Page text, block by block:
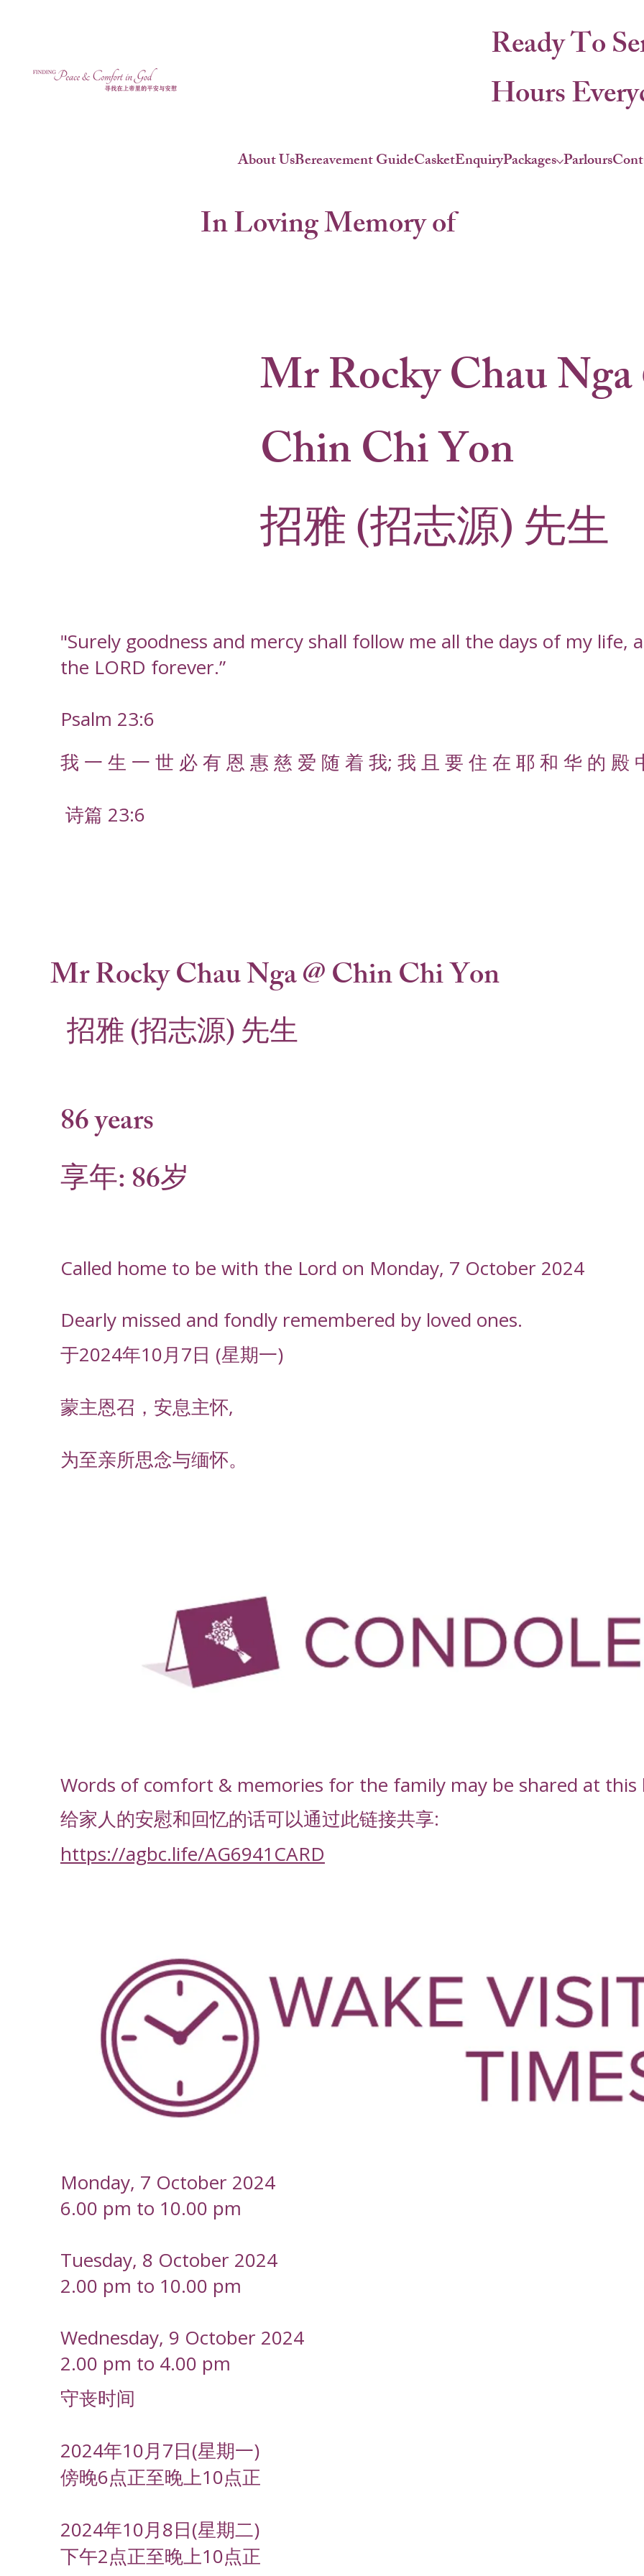
About UsBereavement GuideCasketEnquiryPackages Parlours
Ready To
Hours
In Loving Memory of
Mr Rocky Chau Nga
Chin Chi Yon
招雅 (招志源) 先生
"Surely goodness and mercy shall follow me all the days of my life,
the LORD forever.”
Psalm 23:6
我 一 生 一 世 必 有 恩 惠 慈 爱 随 着 我; 我 且 要 住 在 耶 和 华 的 殿
诗篇 23:6
Mr Rocky Chau Nga @ Chin Chi Yon
招雅 (招志源) 先生
86 years
享年: 86岁
Called home to be with the Lord on Monday, 7 October 2024
Dearly missed and fondly remembered by loved ones.
于2024年10月7日 (星期一)
蒙主恩召，安息主怀,
为至亲所思念与缅怀。
Words of comfort & memories for the family may be shared at this
给家人的安慰和回忆的话可以通过此链接共享:
https://agbc.life/AG6941CARD
Monday, 7 October 2024
6.00 pm to 10.00 pm
Tuesday, 8 October 2024
2.00 pm to 10.00 pm
Wednesday, 9 October 2024
2.00 pm to 4.00 pm
守丧时间
2024年10月7日(星期一)
傍晚6点正至晚上10点正
2024年10月8日(星期二)
下午2点正至晚上10点正